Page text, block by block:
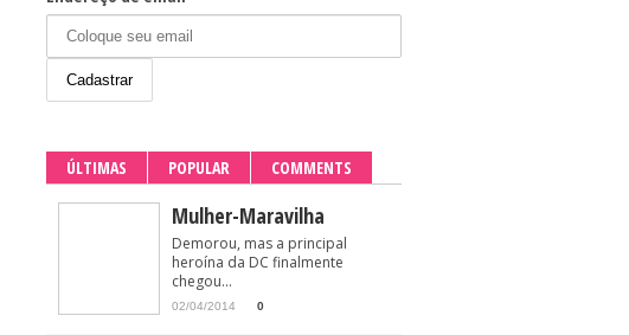
ÚLTIMAS POPULAR COMMENTS
Mulher-Maravilha
Demorou, mas a principal
heroína da DC finalmente
chegou...
02/04/2014 0